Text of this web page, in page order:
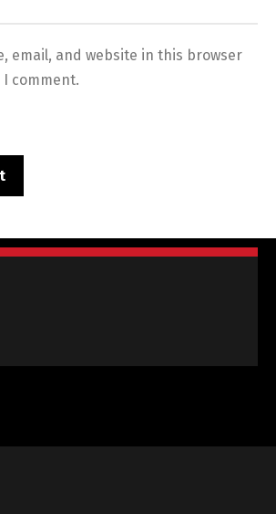
email, and website in this browser
comment.